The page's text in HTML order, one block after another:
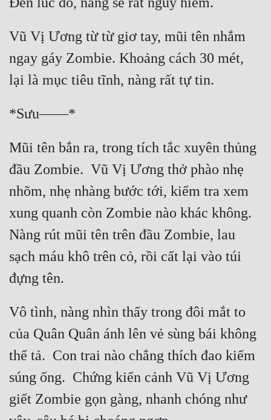
Phản Phái
Quan Trường
Quân Sự
Sảng Văn
Sắc
Sủng
Thanh Xuân
Tiên Hiệp
Tiểu Thuyết
Trinh Thám
Triều Đấu
Trùng Sinh
Trọng Sinh
Vũ Vị Ương từ từ giơ tay, mũi tên nhắm
ngay gáy Zombie. Khoảng cách 30 mét,
Mũi tên bắn ra, trong tích tắc xuyên thủng
đầu Zombie.  Vũ Vị Ương thở phào nhẹ
nhõm, nhẹ nhàng bước tới, kiểm tra xem
xung quanh còn Zombie nào khác không.
Nàng rút mũi tên trên đầu Zombie, lau
sạch máu khô trên cỏ, rồi cất lại vào túi
Vô tình, nàng nhìn thấy trong đôi mắt to
của Quân Quân ánh lên vẻ sùng bái không
thể tả.  Con trai nào chẳng thích đao kiếm
súng ống.  Chứng kiến cảnh Vũ Vị Ương
giết Zombie gọn gàng, nhanh chóng như